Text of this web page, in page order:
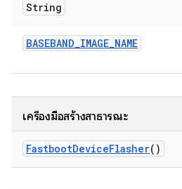
String
BASEBAND_IMAGE_NAME
เครื่องมือสร้างสาธารณะ
FastbootDeviceFlasher()